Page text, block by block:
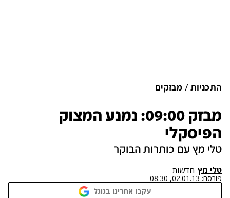
התכניות מבזקים
מבזק 09:00: נמנע המצוק
הפיסקלי
טלי מץ עם כותרות הבוקר
טלי מץ חדשות
פורסם:02.01.13, 08:30
עקבו אחרינו בגוגל